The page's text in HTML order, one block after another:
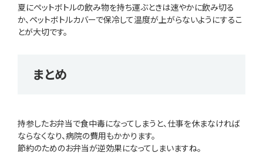
夏にペットボトルの飲み物を持ち運ぶときは速やかに飲み切る
か、ペットボトルカバーで保冷して温度が上がらないようにするこ
とが大切です。
まとめ
持参したお弁当で食中毒になってしまうと、仕事を休まなければ
ならなくなり、病院の費用もかかります。
節約のためのお弁当が逆効果になってしまいますね。